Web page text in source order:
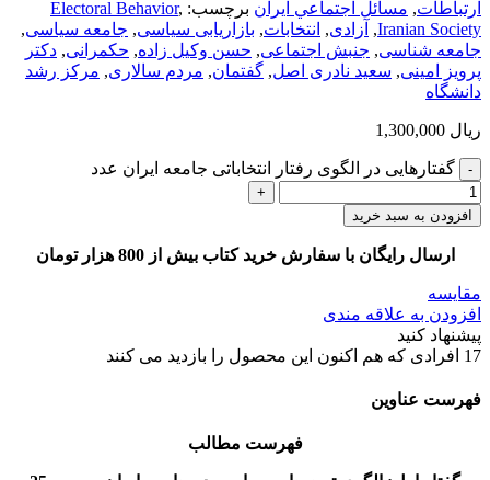
ارتباطات, مسائل اجتماعي ايران برچسب: Electoral Behavior,
Iranian Society
, آزادی, انتخابات, بازاریابی سیاسی, جامعه سیاسی,
جامعه شناسی, جنبش اجتماعی, حسن وکیل زاده, حکمرانی, دکتر
پرویز امینی, سعید نادری اصل, گفتمان, مردم سالاری, مرکز رشد
دانشگاه
ریال
گفتارهایی در الگوی رفتار انتخاباتی جامعه ایران عدد
افزودن به سبد خرید
ارسال رایگان با سفارش خرید کتاب بیش از 800 هزار تومان
مقایسه
افزودن به علاقه مندی
پیشنهاد کنید
17 افرادی که هم اکنون این محصول را بازدید می کنند
فهرست عناوین
فهرست مطالب